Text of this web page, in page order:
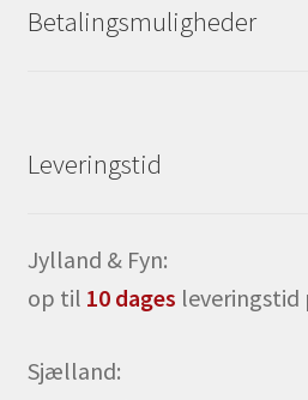
Betalingsmuligheder
Leveringstid
Jylland & Fyn:
op til 10 dages
Sjælland: